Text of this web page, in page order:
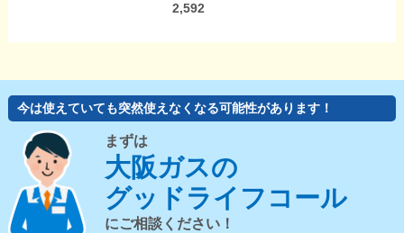
2,592
今は使えていても突然使えなくなる可能性があります！
まずは
大阪ガスの
グッドライフコール
にご相談ください！